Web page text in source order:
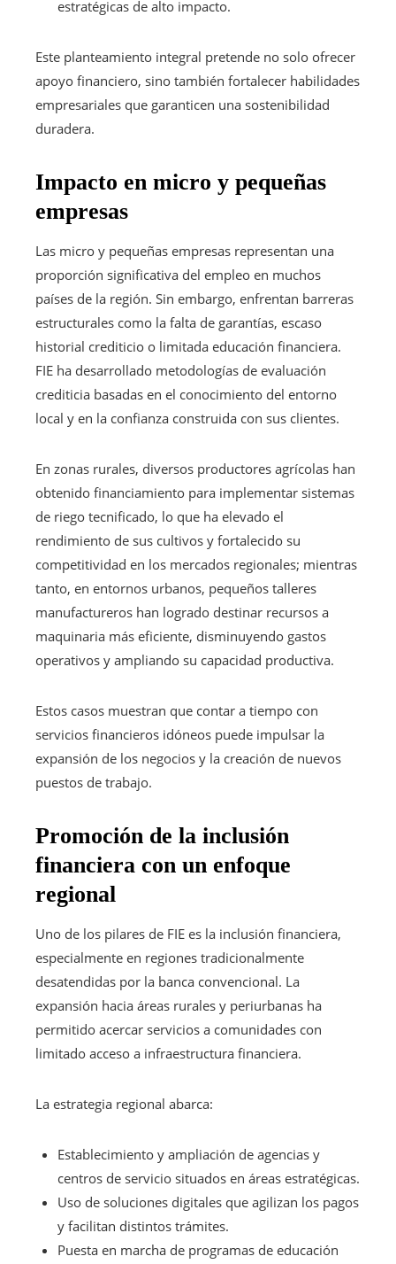
estratégicas de alto impacto.
Este planteamiento integral pretende no solo ofrecer
apoyo financiero, sino también fortalecer habilidades
empresariales que garanticen una sostenibilidad
duradera.
Impacto en micro y pequeñas
empresas
Las micro y pequeñas empresas representan una
proporción significativa del empleo en muchos
países de la región. Sin embargo, enfrentan barreras
estructurales como la falta de garantías, escaso
historial crediticio o limitada educación financiera.
FIE ha desarrollado metodologías de evaluación
crediticia basadas en el conocimiento del entorno
local y en la confianza construida con sus clientes.
En zonas rurales, diversos productores agrícolas han
obtenido financiamiento para implementar sistemas
de riego tecnificado, lo que ha elevado el
rendimiento de sus cultivos y fortalecido su
competitividad en los mercados regionales; mientras
tanto, en entornos urbanos, pequeños talleres
manufactureros han logrado destinar recursos a
maquinaria más eficiente, disminuyendo gastos
operativos y ampliando su capacidad productiva.
Estos casos muestran que contar a tiempo con
servicios financieros idóneos puede impulsar la
expansión de los negocios y la creación de nuevos
puestos de trabajo.
Promoción de la inclusión
financiera con un enfoque
regional
Uno de los pilares de FIE es la inclusión financiera,
especialmente en regiones tradicionalmente
desatendidas por la banca convencional. La
expansión hacia áreas rurales y periurbanas ha
permitido acercar servicios a comunidades con
limitado acceso a infraestructura financiera.
La estrategia regional abarca:
Establecimiento y ampliación de agencias y
centros de servicio situados en áreas estratégicas.
Uso de soluciones digitales que agilizan los pagos
y facilitan distintos trámites.
Puesta en marcha de programas de educación